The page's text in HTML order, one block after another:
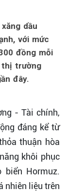
dầu
với mức
đồng mỗi
thị trường
đây.
- Tài chính,
đáng kể từ
thuận hòa
khôi phục
Hormuz.
nhiên liệu trên